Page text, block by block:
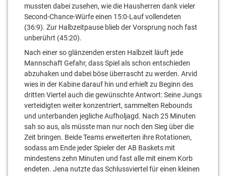
mussten dabei zusehen, wie die Hausherren dank vieler
Second-Chance-Würfe einen 15:0-Lauf vollendeten
(36:9). Zur Halbzeitpause blieb der Vorsprung noch fast
unberührt (45:20).
Nach einer so glänzenden ersten Halbzeit läuft jede
Mannschaft Gefahr, dass Spiel als schon entschieden
abzuhaken und dabei böse überrascht zu werden. Arvid
wies in der Kabine darauf hin und erhielt zu Beginn des
dritten Viertel auch die gewünschte Antwort: Seine Jungs
verteidigten weiter konzentriert, sammelten Rebounds
und unterbanden jegliche Aufholjagd. Nach 25 Minuten
sah so aus, als müsste man nur noch den Sieg über die
Zeit bringen. Beide Teams erweiterten ihre Rotationen,
sodass am Ende jeder Spieler der AB Baskets mit
mindestens zehn Minuten und fast alle mit einem Korb
endeten. Jena nutzte das Schlussviertel für einen kleinen